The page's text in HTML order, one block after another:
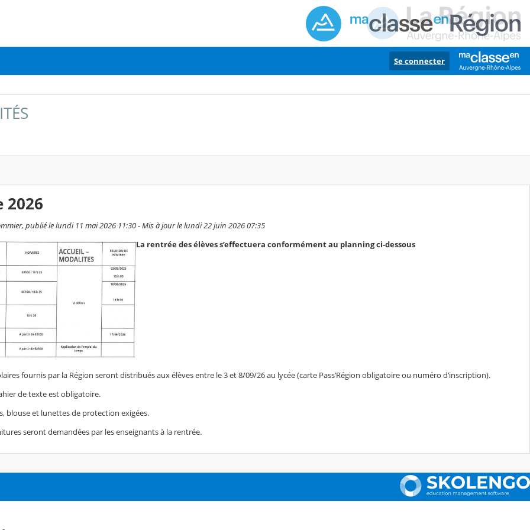
Se connecter
2026
publié le lundi 11 mai 2026 11:30 - Mis à jour le lundi 22 juin 2026 07:35
La rentrée des élèves s’effectuera conformément au planning ci-dessous
fournis par la Région seront distribués aux élèves entre le 3 et 8/09/26 au lycée (carte Pass’Région obligatoire ou numéro d’inscription).
de texte est obligatoire.
blouse et lunettes de protection exigées.
seront demandées par les enseignants à la rentrée.